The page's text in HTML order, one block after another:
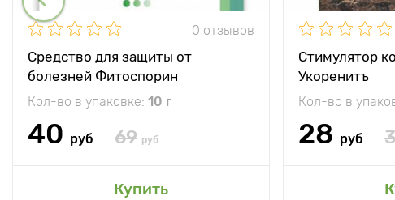
0 отзывов
Средство для защиты от
болезней Фитоспорин
Кол-во в упаковке: 10 г
40 руб 69 руб
Купить
Стимулятор
Укоренитъ
Кол-во в
28 руб